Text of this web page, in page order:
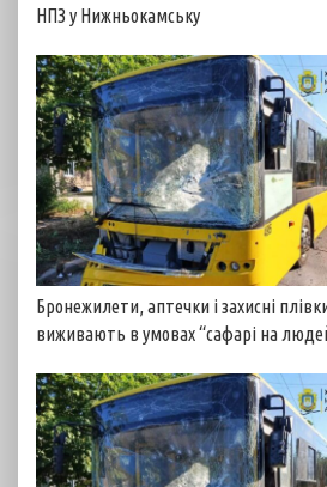
НПЗ у Нижньокамську
Бронежилети, аптечки і захисні
виживають в умовах “сафарі на